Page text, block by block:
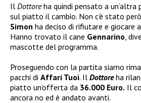
Il Dottoreha quindi pensato a
sul piatto il cambio. Non c’è stato
Simon ha deciso di rifiutare e giocare
Hanno trovato il cane Gennarino ,
mascotte del programma.
Proseguendo con la partita siamo
pacchi di Affari Tuoi. Il Dottoreha
piatto un’offerta da 36.000 Euro. Il
ancora no ed è andato avanti.